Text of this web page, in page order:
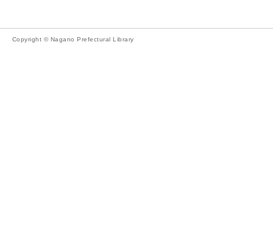
Copyright © Nagano Prefectural Library